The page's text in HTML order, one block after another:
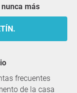
nunca más
frecuentes
de la casa